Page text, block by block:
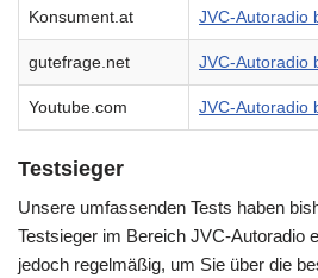
Konsument.at JVC-Autoradio
gutefrage.net JVC-Autoradio
Youtube.com JVC-Autoradio
Testsieger
Unsere umfassenden Tests haben
Testsieger im Bereich JVC-Autoradio
jedoch regelmäßig, um Sie über die